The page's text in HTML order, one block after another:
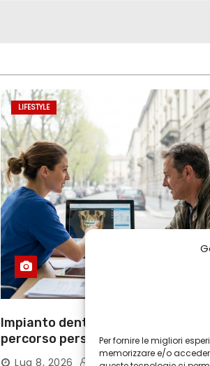
Per fornire le migliori
memorizzare e/o
LIFESTYLE
Impianto dentale Torino:
percorso personalizzato e
tecnologie
Lug 8, 2026 Admin